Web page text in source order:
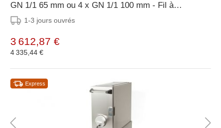
GN 1/1 65 mm ou 4 x GN 1/1 100 mm - Fil à
température à cœur - 1,5kW - 448x689x749mm
1-3 jours ouvrés
3 612,87 €
4 335,44 €
Express